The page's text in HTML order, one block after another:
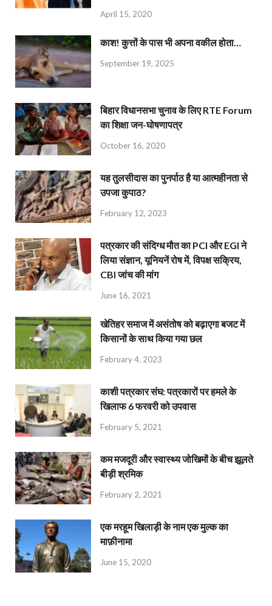
April 15, 2020
काश! कुत्तों के पास भी अपना वकील होता…
September 19, 2025
बिहार विधानसभा चुनाव के लिए RTE Forum
का शिक्षा जन-घोषणापत्र
October 16, 2020
यह तुलसीदास का पुनर्पाठ है या आत्महीनता से
उपजा कुपाठ?
February 12, 2023
पत्रकार की संदिग्ध मौत का PCI और EGI ने
लिया संज्ञान, यूनियनें रोष में, विपक्ष सक्रिय,
CBI जांच की मांग
June 16, 2021
खेतिहर समाज में असंतोष को बढ़ाएगा बजट में
किसानों के साथ किया गया छल
February 4, 2023
काशी पत्रकार संघ: पत्रकारों पर हमले के
खिलाफ 6 फरवरी को उपवास
February 5, 2021
कम मजदूरी और स्वास्थ्य जोखिमों के बीच झूलते
बीड़ी श्रमिक
February 2, 2021
एक मरहूम खिलाड़ी के नाम एक मुल्क का
माफ़ीनामा
June 15, 2020